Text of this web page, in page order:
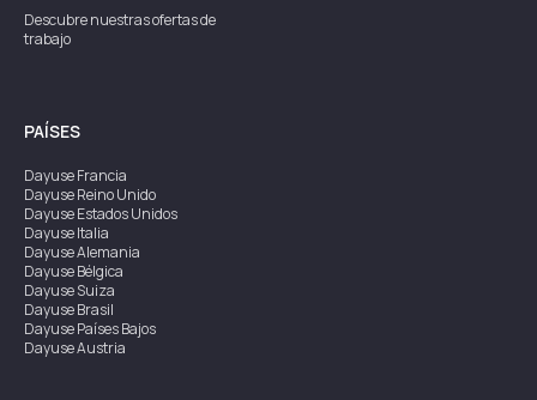
Descubre nuestras ofertas de
trabajo
PAÍSES
DayuseFrancia
DayuseReino Unido
DayuseEstados Unidos
DayuseItalia
DayuseAlemania
DayuseBélgica
DayuseSuiza
DayuseBrasil
DayusePaíses Bajos
DayuseAustria